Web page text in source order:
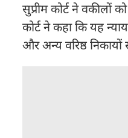
सुप्रीम कोर्ट ने वकीलों
कोर्ट ने कहा कि यह
और अन्य वरिष्ठ निकायों